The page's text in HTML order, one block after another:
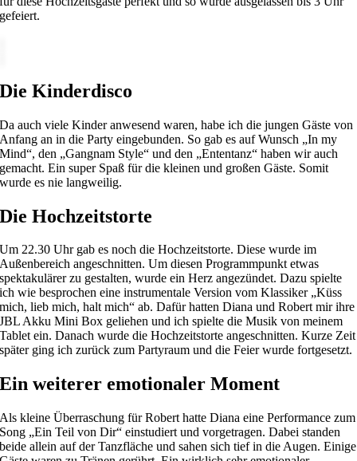
gefeiert.
Die Kinderdisco
Da auch viele Kinder anwesend waren, habe ich die jungen Gäste von
Anfang an in die Party eingebunden. So gab es auf Wunsch „In my
Mind“, den „Gangnam Style“ und den „Ententanz“ haben wir auch
gemacht. Ein super Spaß für die kleinen und großen Gäste. Somit
wurde es nie langweilig.
Die Hochzeitstorte
Um 22.30 Uhr gab es noch die Hochzeitstorte. Diese wurde im
Außenbereich angeschnitten. Um diesen Programmpunkt etwas
spektakulärer zu gestalten, wurde ein Herz angezündet. Dazu spielte
ich wie besprochen eine instrumentale Version vom Klassiker „Küss
mich, lieb mich, halt mich“ ab. Dafür hatten Diana und Robert mir ihre
JBL Akku Mini Box geliehen und ich spielte die Musik von meinem
Tablet ein. Danach wurde die Hochzeitstorte angeschnitten. Kurze Zeit
später ging ich zurück zum Partyraum und die Feier wurde fortgesetzt.
Ein weiterer emotionaler Moment
Als kleine Überraschung für Robert hatte Diana eine Performance zum
Song „Ein Teil von Dir“ einstudiert und vorgetragen. Dabei standen
beide allein auf der Tanzfläche und sahen sich tief in die Augen. Einige